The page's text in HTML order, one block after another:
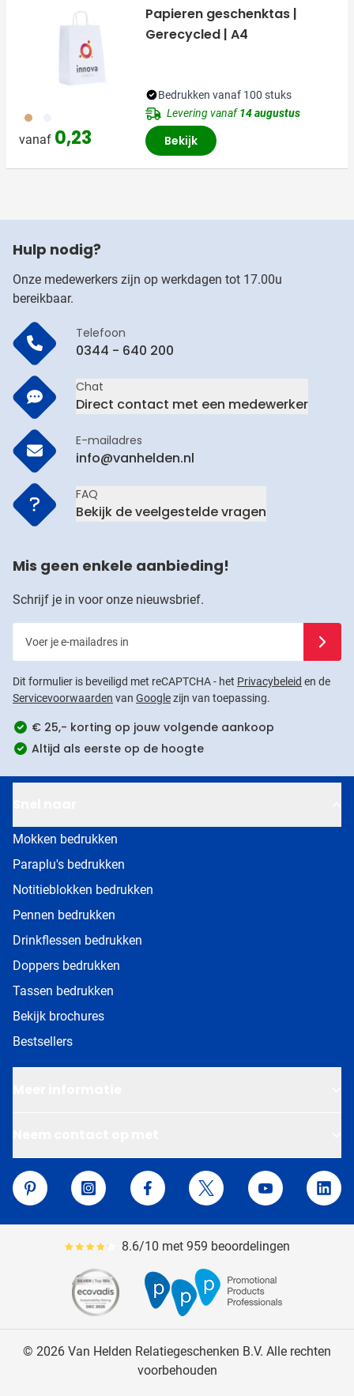
011
vanaf 0,23
Papieren geschenktas |
Gerecycled | A4
Bedrukken vanaf 100 stuks
Levering vanaf14 augustus
Bekijk
Hulp nodig?
Onze medewerkers zijn op werkdagen tot 17.00u
bereikbaar.
Telefoon
0344 - 640 200
Chat
Direct contact met een medewerker
E-mailadres
info@vanhelden.nl
FAQ
Bekijk de veelgestelde vragen
Mis geen enkele aanbieding!
Schrijf je in voor onze nieuwsbrief.
Dit formulier is beveiligd met reCAPTCHA - het Privacybeleid en de
Servicevoorwaarden van Googlezijn van toepassing.
€ 25,- korting op jouw volgende aankoop
Altijd als eerste op de hoogte
Mokken bedrukken
Paraplu's bedrukken
Notitieblokken bedrukken
Pennen bedrukken
Drinkflessen bedrukken
Doppers bedrukken
Tassen bedrukken
Bekijk brochures
Bestsellers
Van Helden Relatiegeschenken
Pinterest
Instagram Facebook Twitter YouTube
Gemiddeld reviewpercentage is 86
8.6/10 met 959 beoordelingen
© 2026 Van Helden Relatiegeschenken B.V. Alle rechten
voorbehouden